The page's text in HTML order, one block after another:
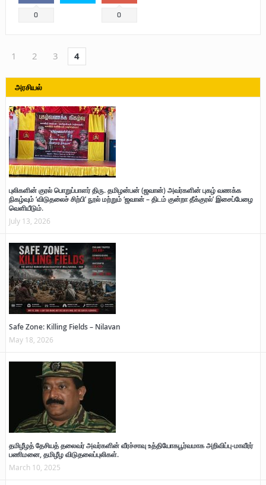
0 0
1 2 3 4
அரசியல்
புலிகளின் குரல் பொறுப்பாளர் திரு. தமிழன்பன் (ஜவான்) அவர்களின் புகழ் வணக்க
நிகழ்வும் ‘விடுதலைச் சிற்பி’ நூல் மற்றும் ‘ஜவான் – திடம் குன்றா தீக்குரல்’ இசைப்பேழை
வெளியீடும்.
July 13, 2026
Safe Zone: Killing Fields – Nilavan
May 18, 2026
தமிழீழத் தேசியத் தலைவர் அவர்களின் வீரச்சாவு உத்தியோகபூர்வமாக அறிவிப்பு-மாவீரர்
பணிமனை, தமிழீழ விடுதலைப்புலிகள்.
March 10, 2025